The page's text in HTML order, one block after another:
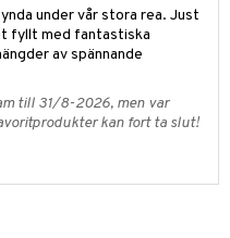
under vår stora rea. Just
fyllt med fantastiska
av spännande
till 31/8-2026, men var
kan fort ta slut!